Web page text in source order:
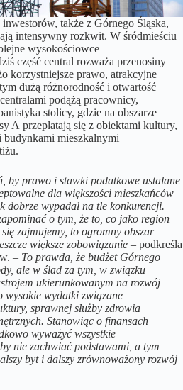
także z Górnego Śląska,
intensywny rozkwit. W śródmieściu
wysokościowce
część central rozważa przenosiny
korzystniejsze prawo, atrakcyjne
dużą różnorodność i otwartość
podążą pracownicy,
stolicy, gdzie na obszarze
A przeplatają się z obiektami kultury,
mieszkalnymi
by prawo i stawki podatkowe ustalane
dla większości mieszkańców
dobrze wypadał na tle konkurencji.
o tym, że to, co jako region
zajmujemy, to ogromny obszar
większe zobowiązanie – podkreśla
– To prawda, że budżet Górnego
ale w ślad za tym, w związku
ukierunkowanym na rozwój
wysokie wydatki związane
sprawnej służby zdrowia
Stanowiąc o finansach
wyważyć wszystkie
nie zachwiać podstawami, a tym
byt i dalszy zrównoważony rozwój